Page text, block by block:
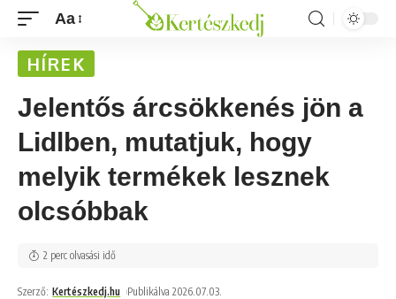
Aa
HÍREK
Jelentős árcsökkenés jön a
Lidlben, mutatjuk, hogy
melyik termékek lesznek
olcsóbbak
Szerző: Kertészkedj.hu Publikálva 2026.07.03.
2 perc olvasási idő